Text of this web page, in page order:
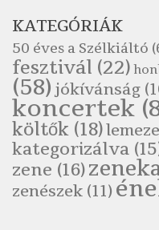
Pákolitz István:
Szélkiáltó
Pákolitz István:
Szélkiáltó
Pákolitz István:
Szélkiáltó
Pákolitz István:
Szélkiáltó
Páskándi Géza:
Szélkiáltó
KATEGÓRIÁK
50 éves a Szélkiáltó
fesztivál (22)
(58)jókívánság
koncertek
költők (18)
kategorizálva
zene (16)
zenészek (11)